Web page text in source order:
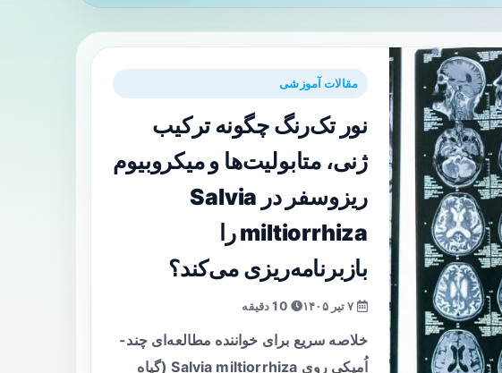
مقالات آموزشی
نور تک‌رنگ چگونه ترکیب
ژنی، متابولیت‌ها و میکروبیوم
ریزوسفر در Salvia
miltiorrhiza را
بازبرنامه‌ریزی می‌کند؟
خلاصه سریع برای خواننده مطالعه‌ای چند-
اُمیکی روی Salvia miltiorrhiza (گیاه